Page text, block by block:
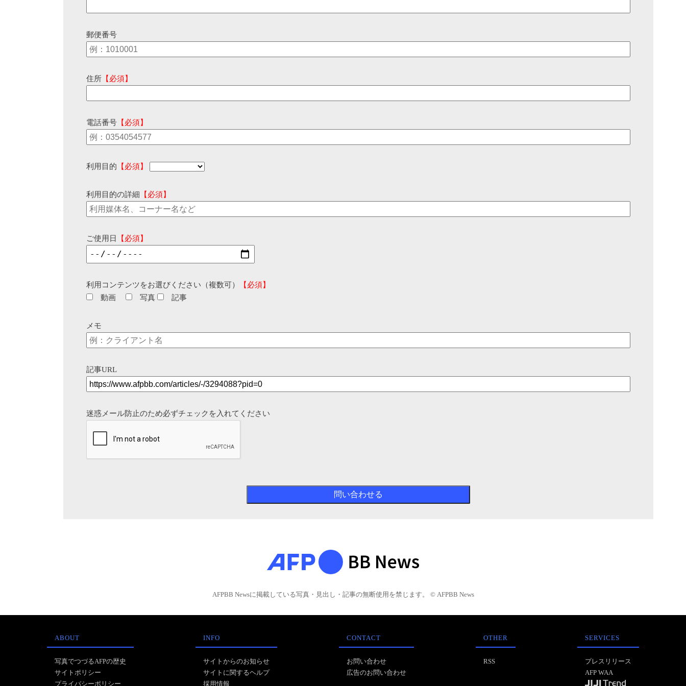
郵便番号
住所 【必須】
電話番号 【必須】
利用目的 【必須】
利用目的の詳細 【必須】
ご使用日 【必須】
利用コンテンツをお選びください（複数可）
【必須】
動画
写真 記事
メモ
記事URL
迷惑メール防止のため必ずチェックを入れてください
AFPBB Newsに掲載している写真・見出し・記事の無断使用を禁じます。 © AFPBB News
ABOUT
写真でつづるAFPの歴史
サイトポリシー
プライバシーポリシー
INFO
サイトからのお知らせ
サイトに関するヘルプ
採用情報
CONTACT
お問い合わせ
広告のお問い合わせ
OTHER
RSS
SERVICES
プレスリリース
AFP WAA